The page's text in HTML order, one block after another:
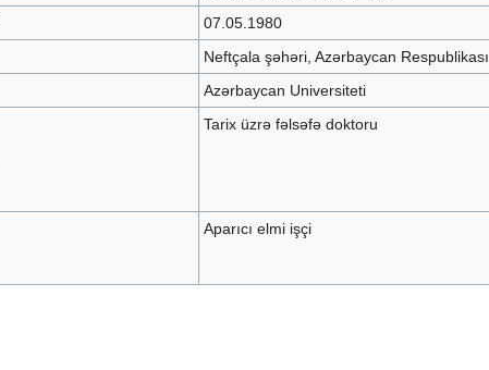
07.05.1980
Neftçala şəhəri, Azərbaycan Respublikası
Azərbaycan Universiteti
Tarix üzrə fəlsəfə doktoru
Aparıcı elmi işçi